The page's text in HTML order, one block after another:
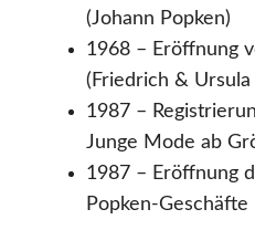
(Johann Popken)
1968 – Eröffnung
(Friedrich & Ursula
1987 –
Junge Mode ab
1987 – Eröffnung
Popken-Geschäfte